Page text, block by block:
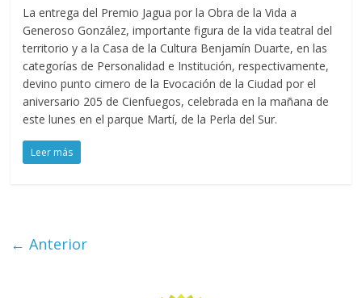
La entrega del Premio Jagua por la Obra de la Vida a
Generoso González, importante figura de la vida teatral del
territorio y a la Casa de la Cultura Benjamín Duarte, en las
categorías de Personalidad e Institución, respectivamente,
devino punto cimero de la Evocación de la Ciudad por el
aniversario 205 de Cienfuegos, celebrada en la mañana de
este lunes en el parque Martí, de la Perla del Sur.
Leer más
← Anterior